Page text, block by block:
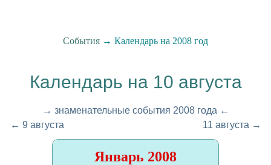
События → Календарь на 2008 год
Календарь на 10 августа
→ знаменательные события 2008 года ←
← 9 августа
11 августа →
Январь 2008